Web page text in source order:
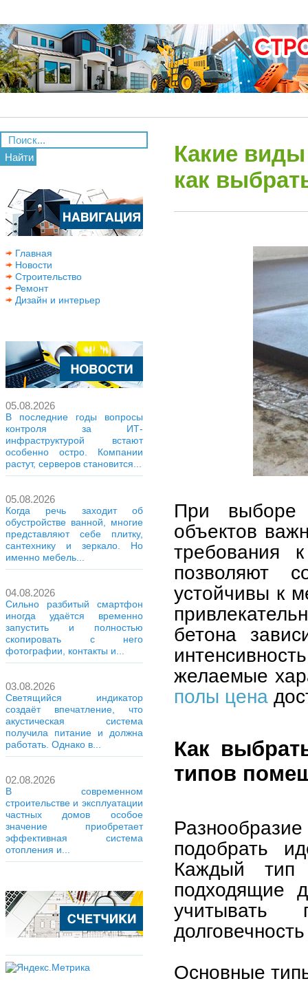
Найти
Главная
Новости
Строительство
Ремонт
Дизайн и интерьер
05.08.2026
В последние годы вопросы
контроля за ИТ-
инфраструктурой встают
особенно остро. Компании
растут, серверов становится...
05.08.2026
Когда речь заходит об
обустройстве ванной, многие
представляют себе плитку,
сантехнику и зеркало. Но
именно мебель...
04.08.2026
Сильно разбитый смартфон
иногда удаётся временно
запустить и полностью
скопировать с него
фотографии, контакты и...
03.08.2026
Светящийся индикатор
создаёт впечатление, что
акустическая система
получила питание и должна
работать. Однако в...
02.08.2026
В современном
строительстве и эксплуатации
частных домов особое
значение приобретает
эффективная система
отопления и...
Какие
как
При выборе
объектов
требования
позволяют
устойчивы к
бетона
желаемые
полы цена
Как
типов
подобрать
Каждый тип
подходящие
Основные